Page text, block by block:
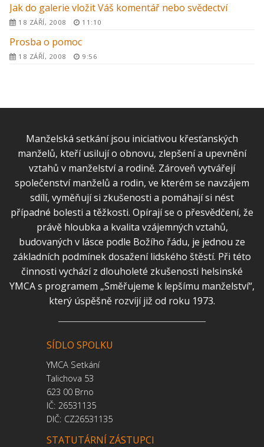
Jak do galerie vložit Váš komentář nebo svědectví
18 ZÁŘÍ, 2008 11:10
Prosba o pomoc
18 ZÁŘÍ, 2008 9:56
Manželská setkání jsou iniciativou křesťanských
manželů, kteří usilují o obnovu, zlepšení a upevnění
vztahů v manželství a rodině. Zároveň vytvářejí
společenství manželů a rodin, ve kterém se navzájem
sdílí, vyměňují si zkušenosti a pomáhají si nést
případné bolesti a těžkosti. Opírají se o přesvědčení, že
právě hloubka a kvalita vzájemných vztahů,
budovaných v lásce podle Božího řádu, je jednou ze
základních podmínek dosažení lidského štěstí. Při této
činnosti vychází z dlouholeté zkušenosti helsinské
YMCA s programem „Směřujeme k lepšímu manželství“,
který úspěšně rozvíjí již od roku 1973.
SÍDLO SPOLKU
YMCA Setkání
Talichova 53
623 00 Brno
IČ: 26531135
DIČ: CZ26531135
STATUTÁRNÍ ZÁSTUPCI